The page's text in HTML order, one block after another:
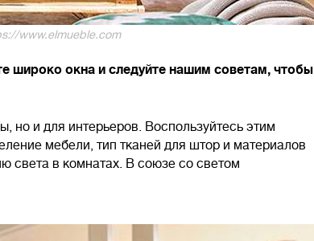
www.elmueble.com
окна и следуйте нашим советам, чтобы
но и для интерьеров. Воспользуйтесь этим
мебели, тип тканей для штор и материалов
света в комнатах. В союзе со светом